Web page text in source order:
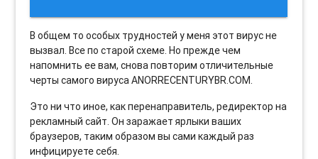
В общем то особых трудностей у меня этот вирус не
вызвал. Все по старой схеме. Но прежде чем
напомнить ее вам, снова повторим отличительные
черты самого вируса ANORRECENTURYBR.COM.
Это ни что иное, как перенаправитель, редиректор на
рекламный сайт. Он заражает ярлыки ваших
браузеров, таким образом вы сами каждый раз
инфицируете себя.